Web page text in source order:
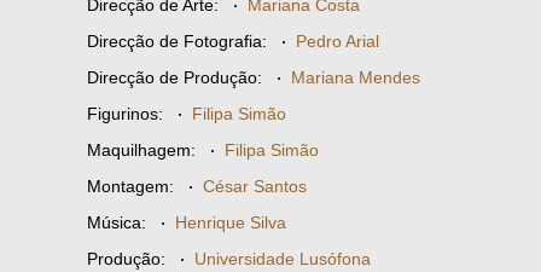
Direcção de Arte: · Mariana Costa
Direcção de Fotografia: · Pedro Arial
Direcção de Produção: · Mariana Mendes
Figurinos: · Filipa Simão
Maquilhagem: · Filipa Simão
Montagem: · César Santos
Música: · Henrique Silva
Produção: · Universidade Lusófona